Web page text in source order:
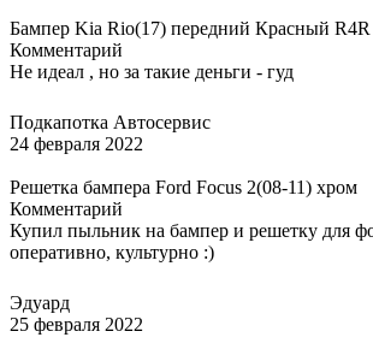
Бампер Kia Rio(17) передний Красный R4R
Комментарий
Не идеал , но за такие деньги - гуд
Подкапотка Автосервис
24 февраля 2022
Решетка бампера Ford Focus 2(08-11) хром
Комментарий
Купил пыльник на бампер и решетку для
оперативно, культурно :)
Эдуард
25 февраля 2022